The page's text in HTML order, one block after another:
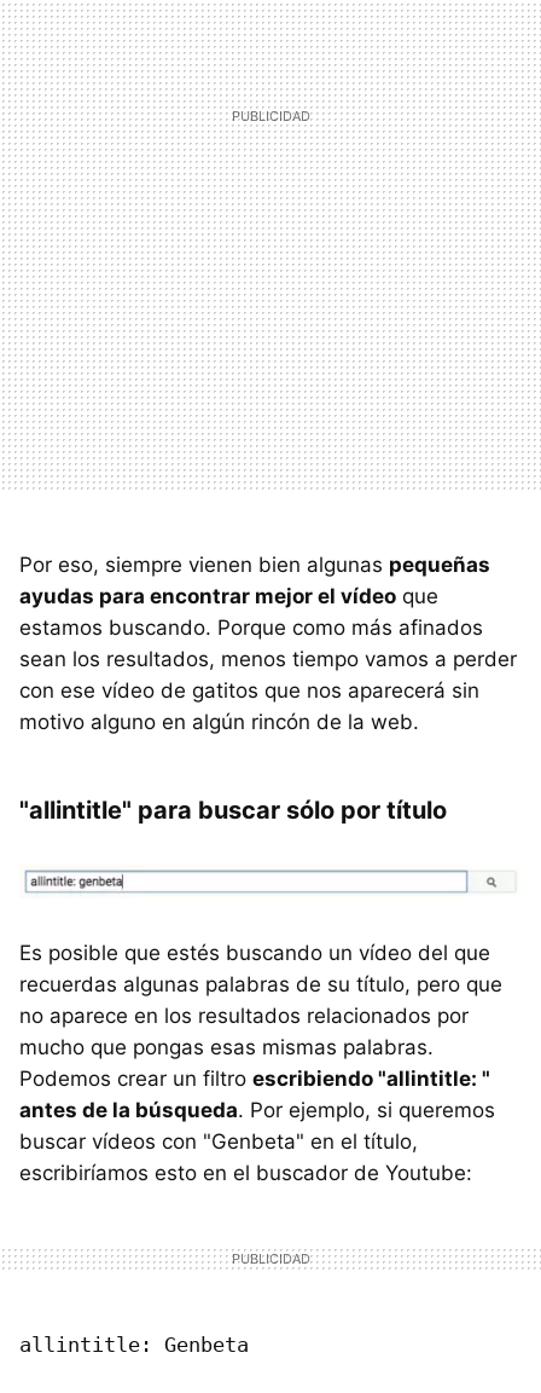
Por eso, siempre vienen bien algunas pequeñas
ayudas para encontrar mejor el vídeo que
estamos buscando. Porque como más afinados
sean los resultados, menos tiempo vamos a perder
con ese vídeo de gatitos que nos aparecerá sin
motivo alguno en algún rincón de la web.
"allintitle" para buscar sólo por título
Es posible que estés buscando un vídeo del que
recuerdas algunas palabras de su título, pero que
no aparece en los resultados relacionados por
mucho que pongas esas mismas palabras.
Podemos crear un filtro escribiendo "allintitle: "
antes de la búsqueda. Por ejemplo, si queremos
buscar vídeos con "Genbeta" en el título,
escribiríamos esto en el buscador de Youtube:
allintitle: Genbeta